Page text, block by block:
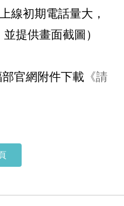
線初期電話量大，
提供畫面截圖 ）
官網附件下載 《請